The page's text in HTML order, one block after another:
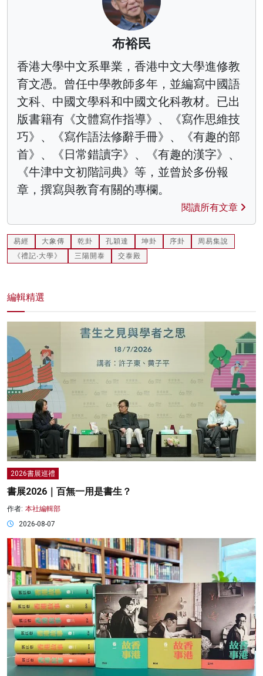
布裕民
香港大學中文系畢業，香港中文大學進修教
育文憑。曾任中學教師多年，並編寫中國語
文科、中國文學科和中國文化科教材。已出
版書籍有《文體寫作指導》、《寫作思維技
巧》、《寫作語法修辭手冊》、《有趣的部
首》、《日常錯讀字》、《有趣的漢字》、
《牛津中文初階詞典》等，並曾於多份報
章，撰寫與教育有關的專欄。
閱讀所有文章
易經 大象傳 乾卦 孔穎達 坤卦 序卦
周易集說
《禮記‧大學》
三陽開泰 交泰殿
編輯精選
2026書展巡禮
書展2026｜百無一用是書生？
作者: 本社編輯部
2026-08-07